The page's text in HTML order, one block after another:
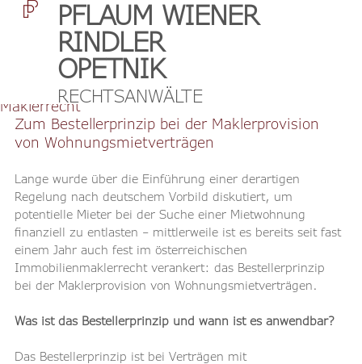
PFLAUM WIENER
RINDLER
OPETNIK
RECHTSANWÄLTE
Maklerrecht
Zum Bestellerprinzip bei der Maklerprovision
von Wohnungsmietverträgen
Lange wurde über die Einführung einer derartigen
Regelung nach deutschem Vorbild diskutiert, um
potentielle Mieter bei der Suche einer Mietwohnung
finanziell zu entlasten – mittlerweile ist es bereits seit fast
einem Jahr auch fest im österreichischen
Immobilienmaklerrecht verankert: das Bestellerprinzip
bei der Maklerprovision von Wohnungsmietverträgen.
Was ist das Bestellerprinzip und wann ist es anwendbar?
Das Bestellerprinzip ist bei Verträgen mit